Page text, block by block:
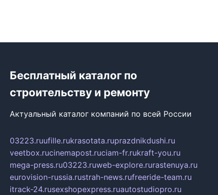
Бесплатный каталог по
строительству и ремонту
Актуальный каталог компаний по всей России
03223.ruufille.rukrasotata.ruprazdnikdushi.ru
veetbox.rucinemapost.ruciam-fr.rukraft-you.ru
mega-press.ru03223.ruweb-explore.rurastenuya.ru
eurovision-russia.rustrah-news.rufreeride-team.ru
itrack-24.rusexshopexpress.ruautostudiopro.ru